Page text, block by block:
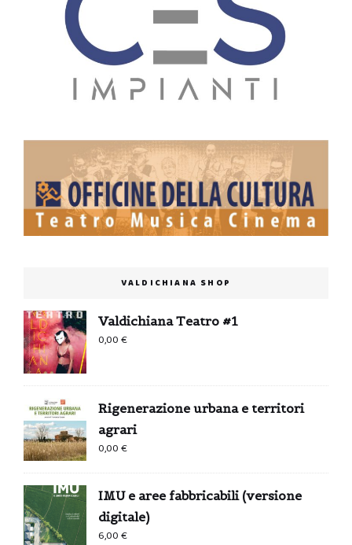
VALDICHIANA SHOP
Valdichiana Teatro #1
0,00€
Rigenerazione urbana e territori
agrari
0,00€
IMU e aree fabbricabili (versione
digitale)
6,00€